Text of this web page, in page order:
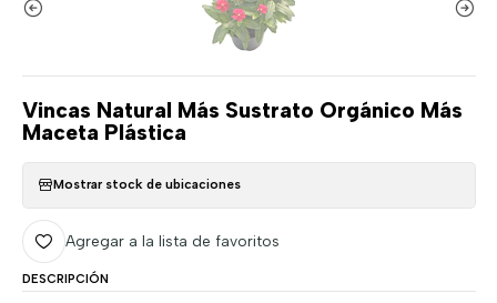
Vincas Natural Más Sustrato Orgánico Más
Maceta Plástica
Mostrar stock de ubicaciones
Agregar a la lista de favoritos
DESCRIPCIÓN